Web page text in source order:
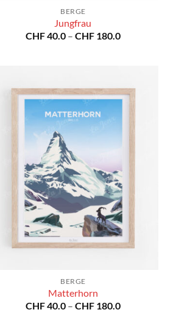
BERGE
Jungfrau
CHF40.0 – CHF180.0Preisspanne:
BERGE
Matterhorn
CHF40.0 – CHF180.0Preisspanne: